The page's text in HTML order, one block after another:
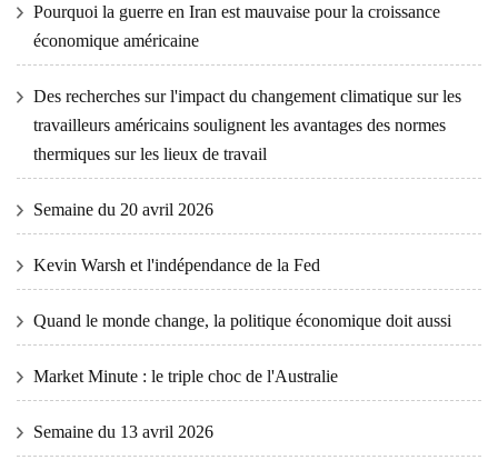
Pourquoi la guerre en Iran est mauvaise pour la croissance
économique américaine
Des recherches sur l'impact du changement climatique sur les
travailleurs américains soulignent les avantages des normes
thermiques sur les lieux de travail
Semaine du 20 avril 2026
Kevin Warsh et l'indépendance de la Fed
Quand le monde change, la politique économique doit aussi
Market Minute : le triple choc de l'Australie
Semaine du 13 avril 2026